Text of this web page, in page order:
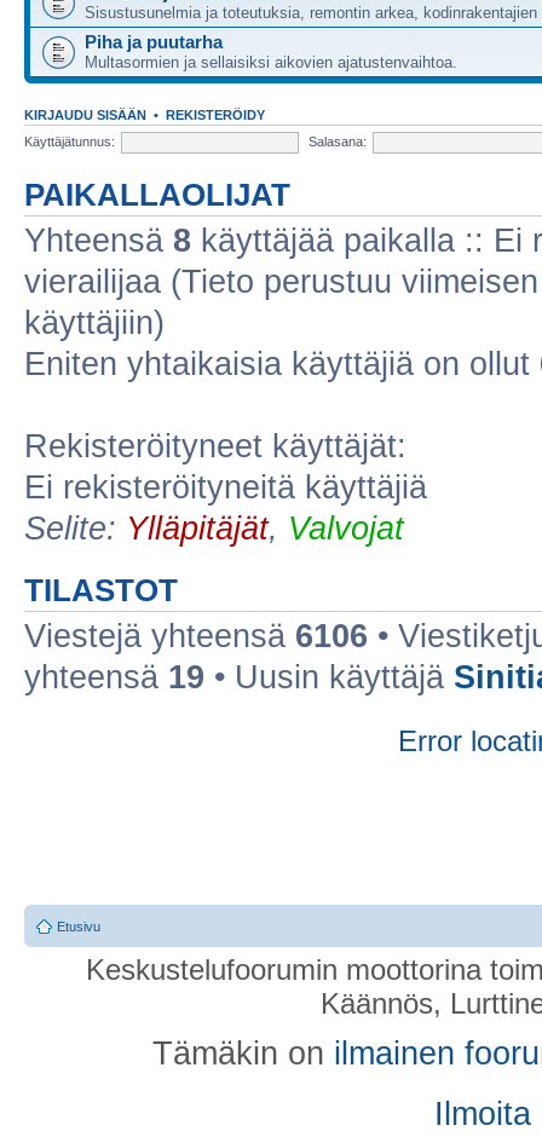
Sisustusunelmia ja toteutuksia, remontin arkea,
Piha ja puutarha
Multasormien ja sellaisiksi aikovien ajatustenvaihtoa.
KIRJAUDU SISÄÄN • REKISTERÖIDY
Käyttäjätunnus:
Salasana:
PAIKALLAOLIJAT
Yhteensä 8 käyttäjää paikalla :: Ei
vierailijaa (Tieto perustuu
käyttäjiin)
Eniten yhtaikaisia käyttäjiä on ollut
Rekisteröityneet käyttäjät:
Ei rekisteröityneitä käyttäjiä
Selite: Ylläpitäjät, Valvojat
TILASTOT
Viestejä yhteensä 6106 •
yhteensä 19 • Uusin käyttäjä
Error
Etusivu
Keskustelufoorumin moottorina
Käännös,
Tämäkin on ilmainen